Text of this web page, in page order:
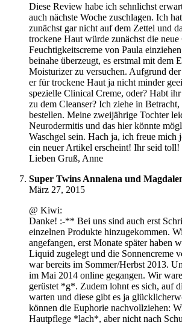
Diese Review habe ich sehnlichst
auch nächste Woche zuschlagen. Ich
zunächst gar nicht auf dem Zettel und
trockene Haut würde zunächst die
Feuchtigkeitscreme von Paula
beinahe überzeugt, es erstmal mit dem
Moisturizer zu versuchen. Aufgrund
er für trockene Haut ja nicht minder
spezielle Clinical Creme, oder? Habt
zu dem Cleanser? Ich ziehe in
bestellen. Meine zweijährige Tochter
Neurodermitis und das hier könnte
Waschgel sein. Hach ja, ich freue mich
ein neuer Artikel erscheint! Ihr seid toll!
Lieben Gruß, Anne
Super Twins Annalena und
März 27, 2015
@ Kiwi:
Danke! :-** Bei uns sind auch erst
einzelnen Produkte hinzugekommen.
angefangen, erst Monate später haben
Liquid zugelegt und die Sonnencreme
war bereits im Sommer/Herbst 2013.
im Mai 2014 online gegangen. Wir
gerüstet *g*. Zudem lohnt es sich, auf
warten und diese gibt es ja
können die Euphorie nachvollziehen:
Hautpflege *lach*, aber nicht nach